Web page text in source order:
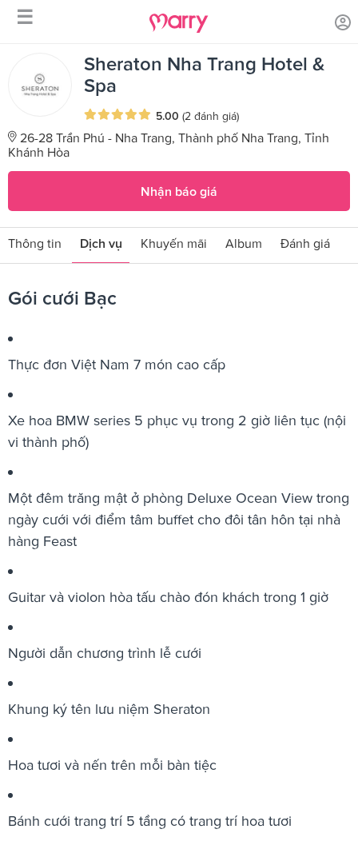
☰
Trang chủ Sản phẩm dịch vụ / Gói cưới Bạc
Sheraton Nha Trang Hotel &
Spa
5.00 (2 đánh giá)
26-28 Trần Phú - Nha Trang, Thành phố Nha Trang, Tỉnh
Khánh Hòa
Nhận báo giá
Thông tin Dịch vụ Khuyến mãi Album Đánh giá
Gói cưới Bạc
Thực đơn Việt Nam 7 món cao cấp
Xe hoa BMW series 5 phục vụ trong 2 giờ liên tục (nội
vi thành phố)
Một đêm trăng mật ở phòng Deluxe Ocean View trong
ngày cưới với điểm tâm buffet cho đôi tân hôn tại nhà
hàng Feast
Guitar và violon hòa tấu chào đón khách trong 1 giờ
Người dẫn chương trình lễ cưới
Khung ký tên lưu niệm Sheraton
Hoa tươi và nến trên mỗi bàn tiệc
Bánh cưới trang trí 5 tầng có trang trí hoa tươi